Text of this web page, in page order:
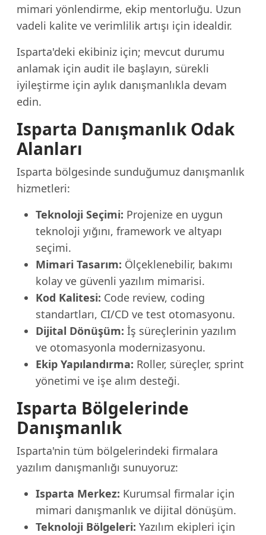
mimari yönlendirme, ekip mentorluğu. Uzun
vadeli kalite ve verimlilik artışı için idealdir.
Isparta'deki ekibiniz için; mevcut durumu
anlamak için audit ile başlayın, sürekli
iyileştirme için aylık danışmanlıkla devam
edin.
Isparta Danışmanlık Odak
Alanları
Isparta bölgesinde sunduğumuz danışmanlık
hizmetleri:
Teknoloji Seçimi: Projenize en uygun
teknoloji yığını, framework ve altyapı
seçimi.
Mimari Tasarım: Ölçeklenebilir, bakımı
kolay ve güvenli yazılım mimarisi.
Kod Kalitesi: Code review, coding
standartları, CI/CD ve test otomasyonu.
Dijital Dönüşüm: İş süreçlerinin yazılım
ve otomasyonla modernizasyonu.
Ekip Yapılandırma: Roller, süreçler, sprint
yönetimi ve işe alım desteği.
Isparta Bölgelerinde
Danışmanlık
Isparta'nin tüm bölgelerindeki firmalara
yazılım danışmanlığı sunuyoruz:
Isparta Merkez: Kurumsal firmalar için
mimari danışmanlık ve dijital dönüşüm.
Teknoloji Bölgeleri: Yazılım ekipleri için